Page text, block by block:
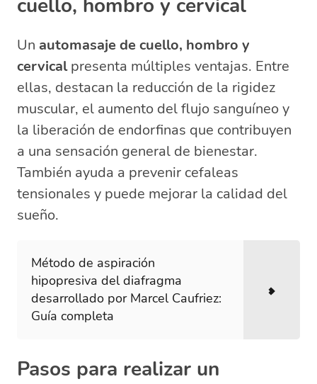
cuello, hombro y cervical
Un automasaje de cuello, hombro y
cervicalpresenta múltiples ventajas. Entre
ellas, destacan la reducción de la rigidez
muscular, el aumento del flujo sanguíneo y
la liberación de endorfinas que contribuyen
a una sensación general de bienestar.
También ayuda a prevenir cefaleas
tensionales y puede mejorar la calidad del
sueño.
Método de aspiración
hipopresiva del diafragma
desarrollado por Marcel Caufriez:
Guía completa
Pasos para realizar un